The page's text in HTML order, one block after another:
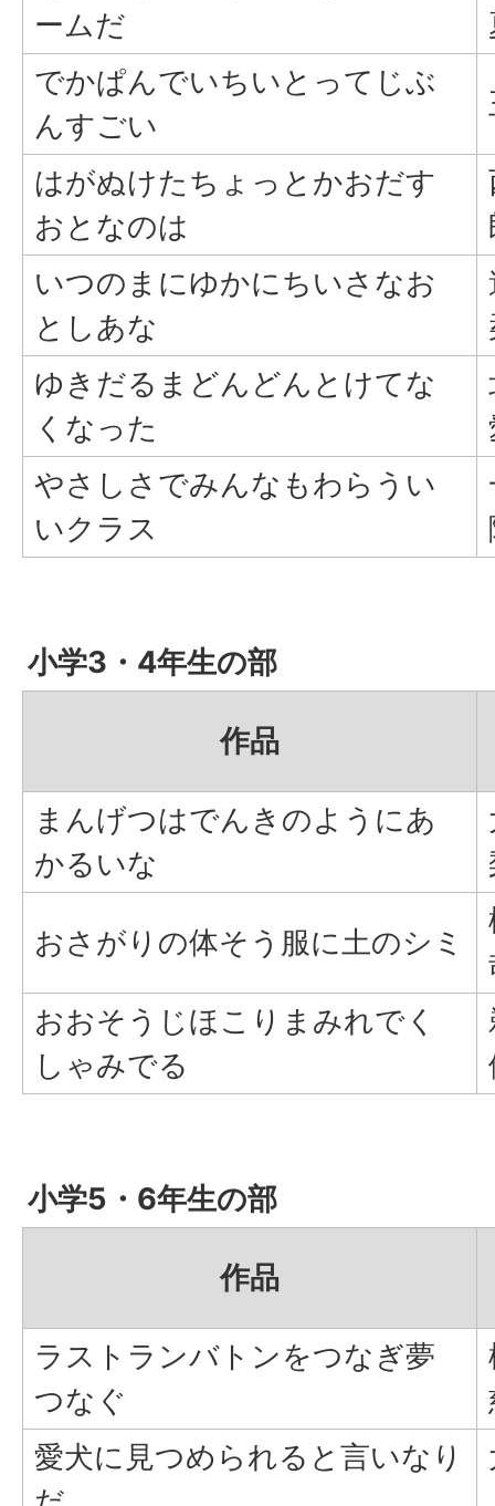
ームだ
でかぱんでいちいとってじぶ
んすごい
はがぬけたちょっとかおだす
おとなのは
いつのまにゆかにちいさなお
としあな
ゆきだるまどんどんとけてな
くなった
やさしさでみんなもわらうい
いクラス
小学3・4年生の部
作品
まんげつはでんきのようにあ
かるいな
おさがりの体そう服に土のシミ
おおそうじほこりまみれでく
しゃみでる
小学5・6年生の部
作品
ラストランバトンをつなぎ夢
つなぐ
愛犬に見つめられると言いなり